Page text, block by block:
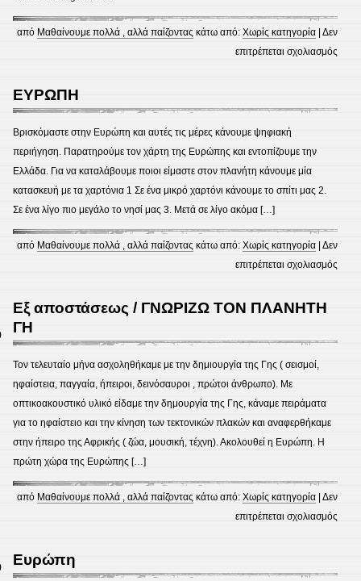
από Μαθαίνουμε πολλά , αλλά παίζοντας κάτω από:Χωρίς κατηγορία |Δεν
επιτρέπεται σχολιασμός
σε
ΕΥΡΩΠΗ
Βρισκόμαστε στην Ευρώπη και αυτές τις μέρες κάνουμε ψηφιακή
περιήγηση. Παρατηρούμε τον χάρτη της Ευρώπης και εντοπίζουμε την
Ελλάδα. Για να καταλάβουμε ποιοι είμαστε στον πλανήτη κάνουμε μία
κατασκευή με τα χαρτόνια 1 Σε ένα μικρό χαρτόνι κάνουμε το σπίτι μας 2.
Σε ένα λίγο πιο μεγάλο το νησί μας 3. Μετά σε λίγο ακόμα […]
από Μαθαίνουμε πολλά , αλλά παίζοντας κάτω από:Χωρίς κατηγορία |Δεν
επιτρέπεται σχολιασμός
Εξ αποστάσεως / ΓΝΩΡΙΖΩ ΤΟΝ ΠΛΑΝΗΤΗ
ΓΗ
Τον τελευταίο μήνα ασχοληθήκαμε με την δημιουργία της Γης ( σεισμοί,
ηφαίστεια, παγγαία, ήπειροι, δεινόσαυροι , πρώτοι άνθρωπο). Με
οπτικοακουστικό υλικό είδαμε την δημουργία της Γης, κάναμε πειράματα
για το ηφαίστειο και την κίνηση των τεκτονικών πλακών και αναφερθήκαμε
στην ήπειρο της Αφρικής ( ζώα, μουσική, τέχνη). Ακολουθεί η Ευρώπη. Η
πρώτη χώρα της Ευρώπης […]
από Μαθαίνουμε πολλά , αλλά παίζοντας κάτω από:Χωρίς κατηγορία |Δεν
επιτρέπεται σχολιασμός
/
Ευρώπη